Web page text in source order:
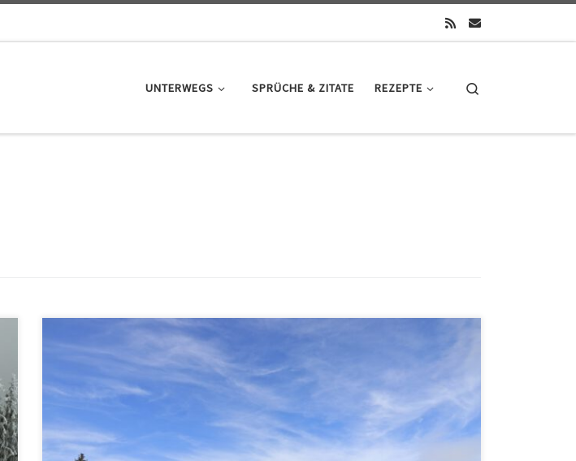
UNTERWEGS SPRÜCHE & ZITATE REZEPTE